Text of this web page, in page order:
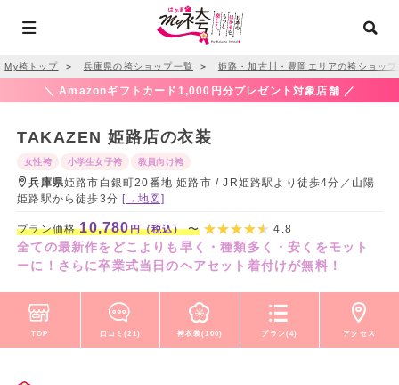
My袴トップ ＞ 兵庫県の袴ショップ一覧 ＞ 姫路・加古川・豊岡エリアの袴ショッ
＼ Amazonギフトカード1,000円分プレゼント対象店舗 ／
TAKAZEN 姫路店の衣装
女性袴 小学生女子袴 教員向け袴
兵庫県姫路市白銀町20番地 姫路市 / JR姫路駅より徒歩4分／山陽
姫路駅から徒歩3分[→地図]
プラン価格10,780円（税込）〜 4.8
全ての最新作をどこよりも早く・種類多く・安くをモット
ーに！さらに卒業式当日のヘアセット着付けが無料！
TOP 口コミ(21) 袴衣装(100) プラン(4) アクセス